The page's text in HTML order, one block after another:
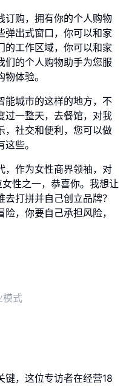
订购，拥有你的个人购物
弹出式窗口，你可以和家
的工作区域，你可以和家
们的个人购物助手为您服
体验。
能城市的这样的地方，不
过一整天，去餐馆，对我
，社交和便利，您可以做
些。
，作为女性商界领袖，对
性之一，恭喜你。我想让
打拼并自己创立品牌？
，你要自己承担风险，
模式
键，这位专访者在经营18